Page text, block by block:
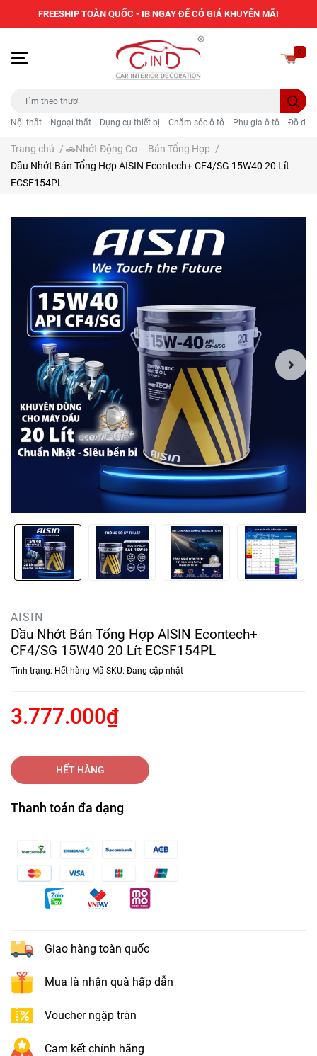
Nội thất Ngoại thất Dụng cụ thiết bị Chăm sóc ô tô Phụ gia ô tô Đồ
0
Trang chủ / 🚗Nhớt Động Cơ – Bán Tổng Hợp /
Dầu Nhớt Bán Tổng Hợp AISIN Econtech+ CF4/SG 15W40 20 Lít
ECSF154PL
AISIN
Dầu Nhớt Bán Tổng Hợp AISIN Econtech+
CF4/SG 15W40 20 Lít ECSF154PL
Tình trạng: Hết hàng Mã SKU: Đang cập nhật
3.777.000₫
HẾT HÀNG
Thanh toán đa dạng
Giao hàng toàn quốc
Mua là nhận quà hấp dẫn
Voucher ngập tràn
Cam kết chính hãng
FREESHIP TOÀN QUỐC - IB NGAY ĐỂ CÓ GIÁ KHUYẾN MÃI